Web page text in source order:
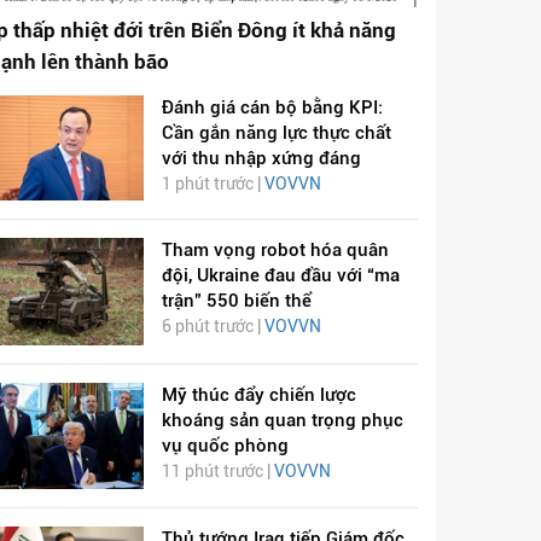
thấp nhiệt đới trên Biển Đông ít khả năng
lên thành bão
Đánh giá cán bộ bằng KPI:
Cần gắn năng lực thực chất
với thu nhập xứng đáng
1 phút trước | VOVVN
Tham vọng robot hóa quân
đội, Ukraine đau đầu với “ma
trận” 550 biến thể
6 phút trước | VOVVN
Mỹ thúc đẩy chiến lược
khoáng sản quan trọng phục
vụ quốc phòng
11 phút trước | VOVVN